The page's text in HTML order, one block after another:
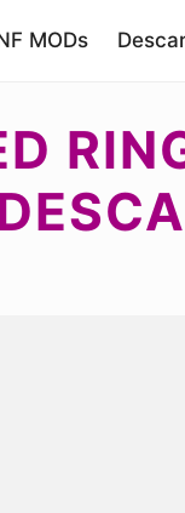
MODs